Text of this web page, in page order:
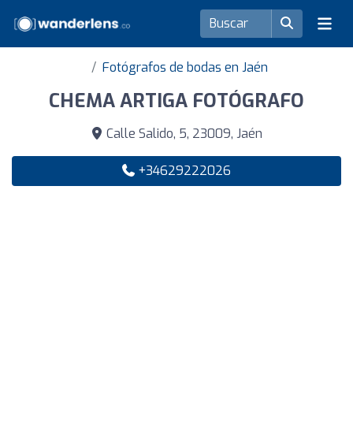
Fotógrafos de bodas en Jaén
CHEMA ARTIGA FOTÓGRAFO
Calle Salido, 5, 23009, Jaén
+34629222026